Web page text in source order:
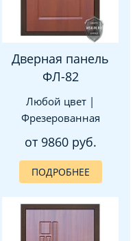
Дверная панель
ФЛ-82
Любой цвет |
Фрезерованная
от 9860 руб.
ПОДРОБНЕЕ